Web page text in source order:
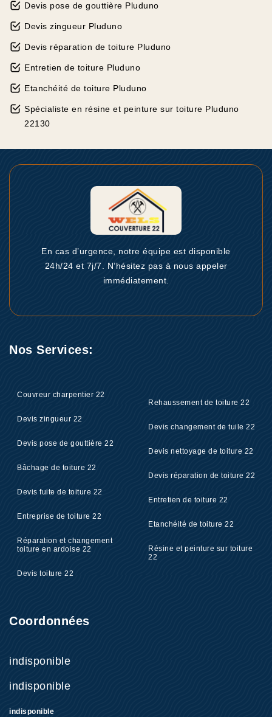
Devis pose de gouttière Pluduno
Devis zingueur Pluduno
Devis réparation de toiture Pluduno
Entretien de toiture Pluduno
Etanchéité de toiture Pluduno
Spécialiste en résine et peinture sur toiture Pluduno
22130
En cas d’urgence, notre équipe est disponible
24h/24 et 7j/7. N’hésitez pas à nous appeler
immédiatement.
Nos Services:
Couvreur charpentier 22
Devis zingueur 22
Devis pose de gouttière 22
Bâchage de toiture 22
Devis fuite de toiture 22
Entreprise de toiture 22
Réparation et changement
toiture en ardoise 22
Devis toiture 22
Rehaussement de toiture 22
Devis changement de tuile 22
Devis nettoyage de toiture 22
Devis réparation de toiture 22
Entretien de toiture 22
Etanchéité de toiture 22
Résine et peinture sur toiture
22
Coordonnées
indisponible
indisponible
indisponible